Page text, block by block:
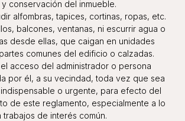
conservación del inmueble.
alfombras, tapices, cortinas, ropas, etc.
balcones, ventanas, ni escurrir agua o
desde ellas, que caigan en unidades
comunes del edificio o calzadas.
el acceso del administrador o persona
por él, a su vecindad, toda vez que sea
o urgente, para efecto del
de este reglamento, especialmente a lo
de interés común.